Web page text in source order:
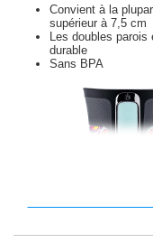
Convient à la
supérieur à 7,5 cm
Les doubles
durable
Sans BPA